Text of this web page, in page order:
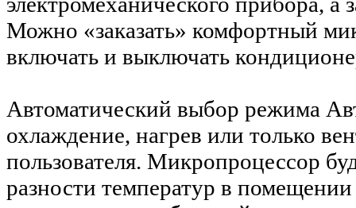
Можно «заказать» комфортный
включать и выключать
Автоматический выбор режима
охлаждение, нагрев или только
пользователя. Микропроцессор
разности температур в